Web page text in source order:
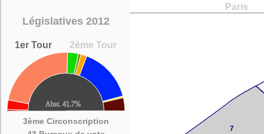
Législatives 2012
1er Tour 2ème Tour
3ème Circonscription
Paris